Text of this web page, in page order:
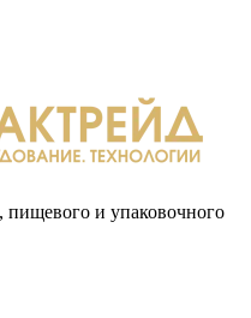
пищевого и упаковочного